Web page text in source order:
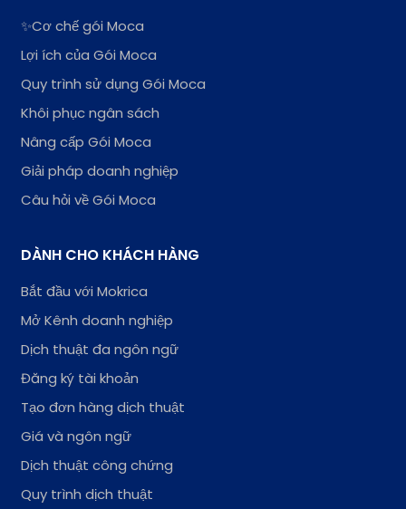
✨Cơ chế gói Moca
Lợi ích của Gói Moca
Quy trình sử dụng Gói Moca
Khôi phục ngân sách
Nâng cấp Gói Moca
Giải pháp doanh nghiệp
Câu hỏi về Gói Moca
DÀNH CHO KHÁCH HÀNG
Bắt đầu với Mokrica
Mở Kênh doanh nghiệp
Dịch thuật đa ngôn ngữ
Đăng ký tài khoản
Tạo đơn hàng dịch thuật
Giá và ngôn ngữ
Dịch thuật công chứng
Quy trình dịch thuật